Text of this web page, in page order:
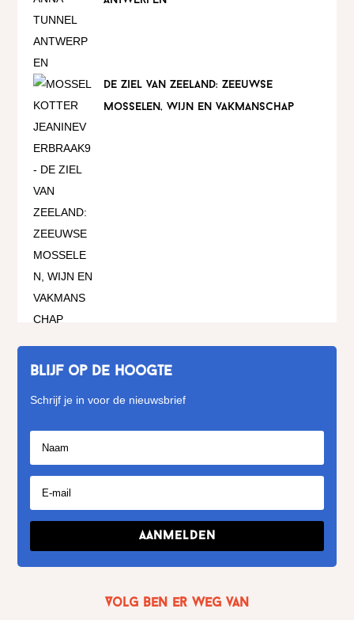
de ziel van zeeland: zeeuwse
mosselen, wijn en vakmanschap
Blijf op de hoogte
Schrijf je in voor de nieuwsbrief
Aanmelden
Volg Ben er weg van